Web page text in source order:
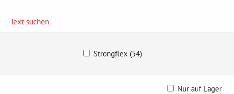
Text suchen
Strongflex (54)
Nur auf Lager